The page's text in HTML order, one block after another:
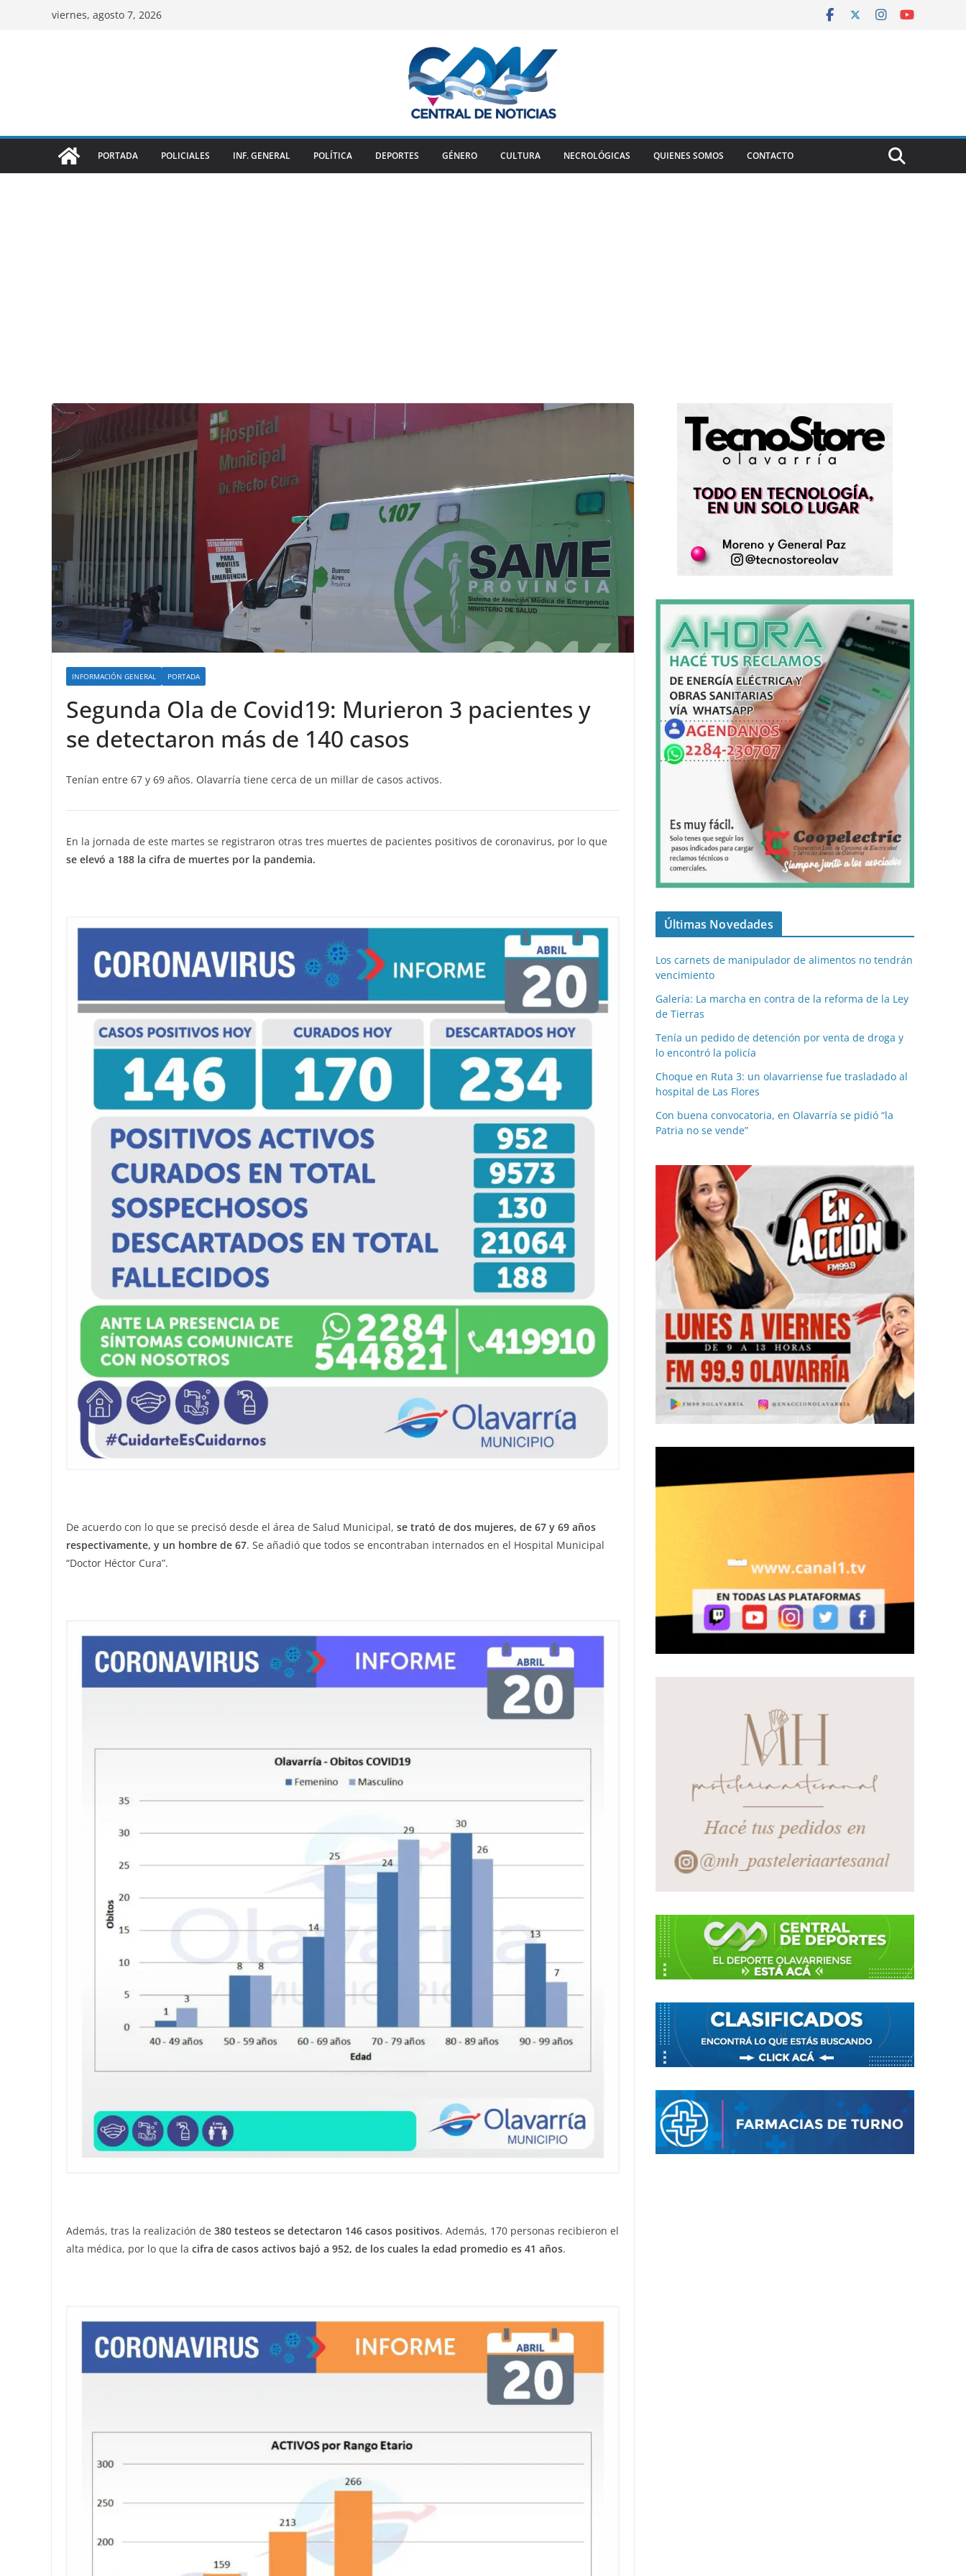
viernes, agosto 7, 2026
PORTADA POLICIALES INF. GENERAL POLÍTICA DEPORTES GÉNERO CULTURA NECROLÓGICAS QUIENES SOMOS CONTACTO
INFORMACIÓN GENERAL PORTADA
Segunda Ola de Covid19: Murieron 3 pacientes y
se detectaron más de 140 casos
Tenían entre 67 y 69 años. Olavarría tiene cerca de un millar de casos activos.
En la jornada de este martes se registraron otras tres muertes de pacientes positivos de coronavirus, por lo que
se elevó a 188 la cifra de muertes por la pandemia.
De acuerdo con lo que se precisó desde el área de Salud Municipal, se trató de dos mujeres, de 67 y 69 años
respectivamente, y un hombre de 67. Se añadió que todos se encontraban internados en el Hospital Municipal
“Doctor Héctor Cura”.
Además, tras la realización de 380 testeos se detectaron 146 casos positivos. Además, 170 personas recibieron el
alta médica, por lo que la cifra de casos activos bajó a 952, de los cuales la edad promedio es 41 años.
Últimas Novedades
Los carnets de manipulador de alimentos no tendrán
vencimiento
Galería: La marcha en contra de la reforma de la Ley
de Tierras
Tenía un pedido de detención por venta de droga y
lo encontró la policía
Choque en Ruta 3: un olavarriense fue trasladado al
hospital de Las Flores
Con buena convocatoria, en Olavarría se pidió “la
Patria no se vende”